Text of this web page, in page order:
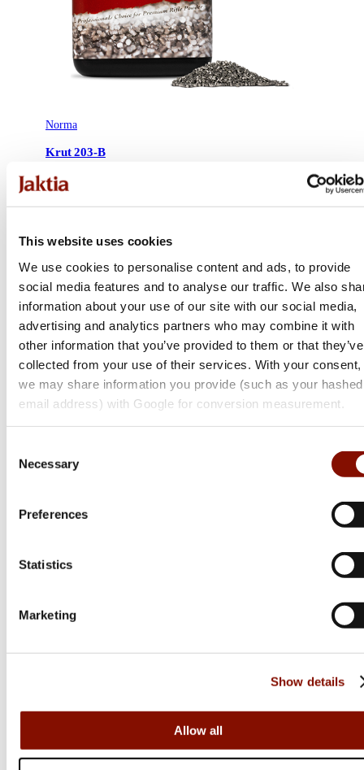
This website uses cookies
We use cookies to personalise content and ads, to provide
social media features and to analyse our traffic. We also
information about your use of our site with our social media,
advertising and analytics partners who may combine it with
other information that you’ve provided to them or that they’ve
collected from your use of their services. With your consent,
we may share information you provide (such as your hashed
email address) with Google for conversion measurement.
Selection
Necessary
Preferences
Statistics
Marketing
Show details
Allow all
Norma
Krut 203-B
Medlemspris
Från 729 kr889 kr
Krut 204